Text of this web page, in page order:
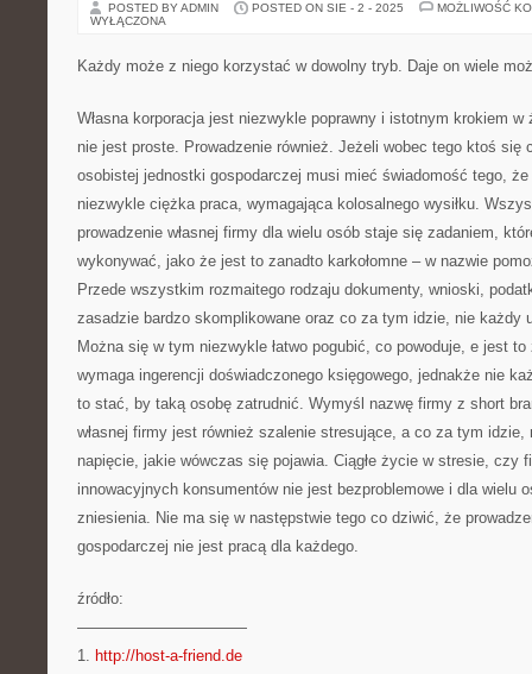
POSTED BY ADMIN POSTED ON SIE - 2 - 2025
MOŻLIWOŚĆ
WYŁĄCZONA
Każdy może z niego korzystać w dowolny tryb. Daje on wiele
Własna korporacja jest niezwykle poprawny i istotnym krokiem w
nie jest proste. Prowadzenie również. Jeżeli wobec tego ktoś się
osobistej jednostki gospodarczej musi mieć świadomość tego,
niezwykle ciężka praca, wymagająca kolosalnego wysiłku.
prowadzenie własnej firmy dla wielu osób staje się zadaniem,
wykonywać, jako że jest to zanadto karkołomne – w nazwie
Przede wszystkim rozmaitego rodzaju dokumenty, wnioski,
zasadzie bardzo skomplikowane oraz co za tym idzie, nie każdy
Można się w tym niezwykle łatwo pogubić, co powoduje, e jest
wymaga ingerencji doświadczonego księgowego, jednakże nie
to stać, by taką osobę zatrudnić. Wymyśl nazwę firmy z short
własnej firmy jest również szalenie stresujące, a co za tym
napięcie, jakie wówczas się pojawia. Ciągłe życie w stresie, czy
innowacyjnych konsumentów nie jest bezproblemowe i dla wielu
zniesienia. Nie ma się w następstwie tego co dziwić, że
gospodarczej nie jest pracą dla każdego.
źródło:
———————————
1. http://host-a-friend.de